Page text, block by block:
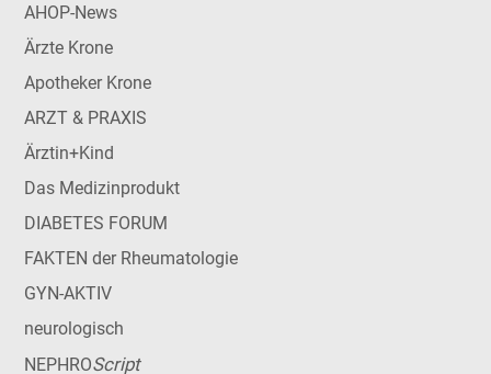
AHOP-News
Ärzte Krone
Apotheker Krone
ARZT & PRAXIS
Ärztin+Kind
Das Medizinprodukt
DIABETES FORUM
FAKTEN der Rheumatologie
GYN-AKTIV
neurologisch
NEPHROScript